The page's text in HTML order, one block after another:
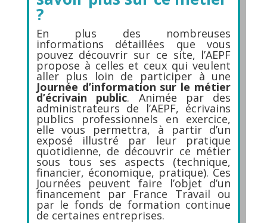
?
En plus des nombreuses
informations détaillées que vous
pouvez découvrir sur ce site, l’AEPF
propose à celles et ceux qui veulent
aller plus loin de participer à une
Journée d’information sur le métier
d’écrivain public. Animée par des
administrateurs de l’AEPF, écrivains
publics professionnels en exercice,
elle vous permettra, à partir d’un
exposé illustré par leur pratique
quotidienne, de découvrir ce métier
sous tous ses aspects (technique,
financier, économique, pratique). Ces
Journées peuvent faire l’objet d’un
financement par France Travail ou
par le fonds de formation continue
de certaines entreprises.